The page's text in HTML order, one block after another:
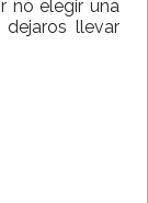
no elegir una
llevar